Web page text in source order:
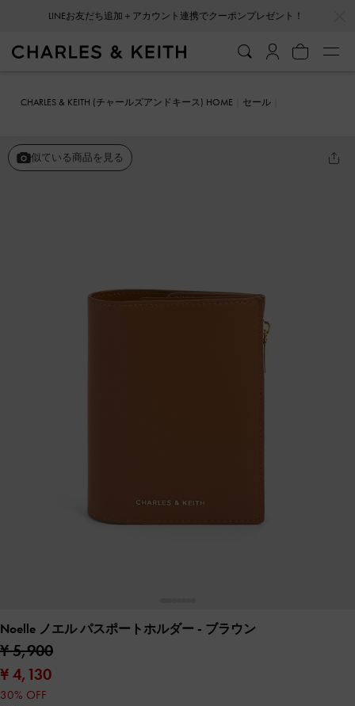
LINEお友だち追加＋アカウント連携でクーポンプレゼント！
CHARLES & KEITH (チャールズアンドキース) HOME
セール
似ている商品を見る
Noelle ノエル パスポートホルダー - ブラウン
¥ 5,900
¥ 4,130
30% OFF